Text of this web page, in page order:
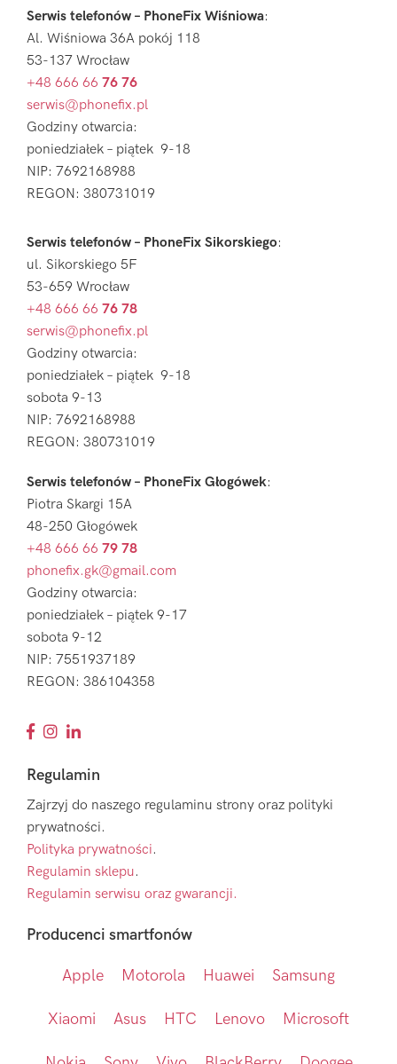
Serwis telefonów – PhoneFix Wiśniowa:
Al. Wiśniowa 36A pokój 118
53-137 Wrocław
+48 666 66 76 76
serwis@phonefix.pl
Godziny otwarcia:
poniedziałek – piątek 9-18
NIP: 7692168988
REGON: 380731019
Serwis telefonów – PhoneFix Sikorskiego:
ul. Sikorskiego 5F
53-659 Wrocław
+48 666 66 76 78
serwis@phonefix.pl
Godziny otwarcia:
poniedziałek – piątek 9-18
sobota 9-13
NIP: 7692168988
REGON: 380731019
Serwis telefonów – PhoneFix Głogówek:
Piotra Skargi 15A
48-250 Głogówek
+48 666 66 79 78
phonefix.gk@gmail.com
Godziny otwarcia:
poniedziałek – piątek 9-17
sobota 9-12
NIP: 7551937189
REGON: 386104358
Regulamin
Zajrzyj do naszego regulaminu strony oraz polityki
prywatności.
Polityka prywatności.
Regulamin sklepu.
Regulamin serwisu oraz gwarancji.
Producenci smartfonów
Apple Motorola Huawei Samsung
Xiaomi Asus HTC Lenovo Microsoft